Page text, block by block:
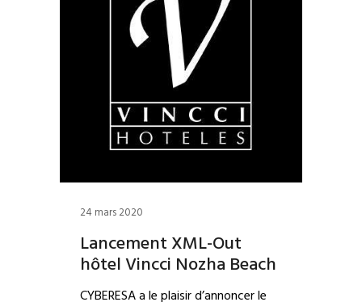
24 mars 2020
Lancement XML-Out
hôtel Vincci Nozha Beach
CYBERESA a le plaisir d’annoncer le